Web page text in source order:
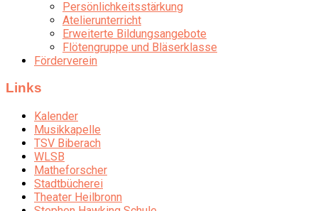
Persönlichkeitsstärkung
Atelierunterricht
Erweiterte Bildungsangebote
Flötengruppe und Bläserklasse
Förderverein
Links
Kalender
Musikkapelle
TSV Biberach
WLSB
Matheforscher
Stadtbücherei
Theater Heilbronn